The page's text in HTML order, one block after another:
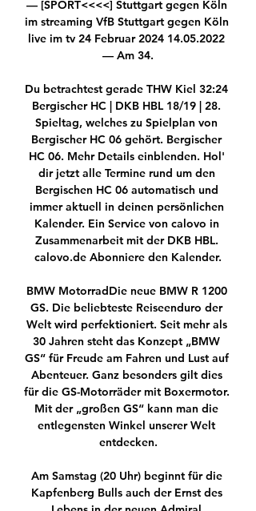
— [SPORT<<<<] Stuttgart gegen Köln
im streaming VfB Stuttgart gegen Köln
live im tv 24 Februar 2024 14.05.2022
— Am 34.
Du betrachtest gerade THW Kiel 32:24
Bergischer HC | DKB HBL 18/19 | 28.
Spieltag, welches zu Spielplan von
Bergischer HC 06 gehört. Bergischer
HC 06. Mehr Details einblenden. Hol'
dir jetzt alle Termine rund um den
Bergischen HC 06 automatisch und
immer aktuell in deinen persönlichen
Kalender. Ein Service von calovo in
Zusammenarbeit mit der DKB HBL.
calovo.de Abonniere den Kalender.
BMW MotorradDie neue BMW R 1200
GS. Die beliebteste Reiseenduro der
Welt wird perfektioniert. Seit mehr als
30 Jahren steht das Konzept „BMW
GS“ für Freude am Fahren und Lust auf
Abenteuer. Ganz besonders gilt dies
für die GS-Motorräder mit Boxermotor.
Mit der „großen GS“ kann man die
entlegensten Winkel unserer Welt
entdecken.
Am Samstag (20 Uhr) beginnt für die
Kapfenberg Bulls auch der Ernst des